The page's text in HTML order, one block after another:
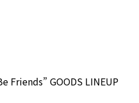
Friends” GOODS LINEUP